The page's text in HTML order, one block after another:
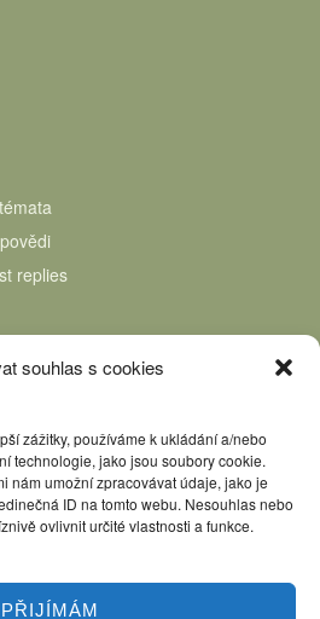
souhlas s cookies
zážitky, používáme k ukládání a/nebo
technologie, jako jsou soubory cookie.
nám umožní zpracovávat údaje, jako je
ID na tomto webu. Nesouhlas nebo
ovlivnit určité vlastnosti a funkce.
PŘIJÍMÁM
replies